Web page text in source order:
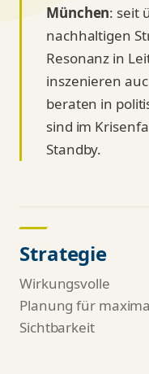
München: seit
nachhaltigen
Resonanz in
inszenieren
beraten in
sind im
Standby.
Strategie
Wirkungsvolle
Planung für
Sichtbarkeit